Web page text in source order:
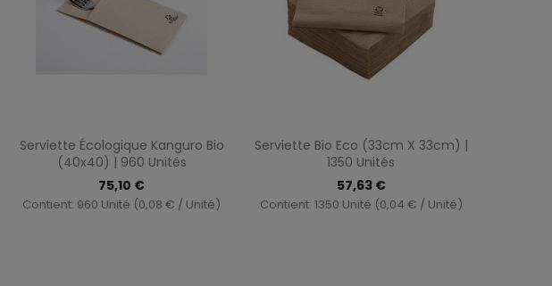
 Aperçu rapide
Serviette Écologique Kanguro Bio
(40x40) | 960 Unités
75,10 €
Contient: 960 Unité (0,08 € / Unité)
Aperçu rapide
Serviette Bio Eco (33cm X 33cm) |
1350 Unités
57,63 €
Contient: 1350 Unité (0,04 € / Unité)